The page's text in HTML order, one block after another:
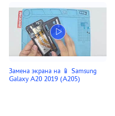
Замена экрана на 📱 Samsung
Galaxy A20 2019 (A205)